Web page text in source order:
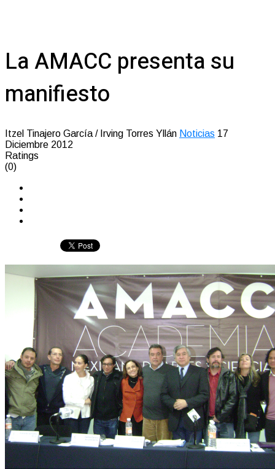
La AMACC presenta su
manifiesto
Itzel Tinajero García / Irving Torres Yllán Noticias 17
Diciembre 2012
Ratings
(0)